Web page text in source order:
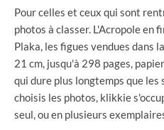
Pour celles et ceux qui sont
photos à classer. L'Acropole en
Plaka, les figues vendues dans
21 cm, jusqu'à 298 pages,
qui dure plus longtemps que les
choisis les photos, klikkie
seul, ou en plusieurs